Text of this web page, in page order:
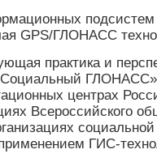
подсистем
GPS/ГЛОНАСС
практика и
центрах
Всероссийского
ГИС-